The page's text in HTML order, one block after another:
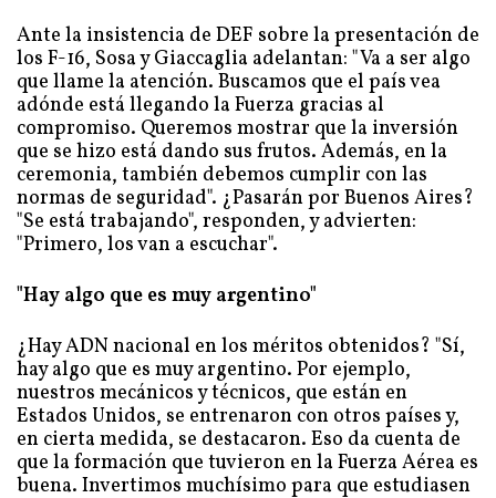
Ante la insistencia de DEF sobre la presentación de
los F-16, Sosa y Giaccaglia adelantan: "Va a ser algo
que llame la atención. Buscamos que el país vea
adónde está llegando la Fuerza gracias al
compromiso. Queremos mostrar que la inversión
que se hizo está dando sus frutos. Además, en la
ceremonia, también debemos cumplir con las
normas de seguridad". ¿Pasarán por Buenos Aires?
"Se está trabajando", responden, y advierten:
"Primero, los van a escuchar".
"Hay algo que es muy argentino"
¿Hay ADN nacional en los méritos obtenidos? "Sí,
hay algo que es muy argentino. Por ejemplo,
nuestros mecánicos y técnicos, que están en
Estados Unidos, se entrenaron con otros países y,
en cierta medida, se destacaron. Eso da cuenta de
que la formación que tuvieron en la Fuerza Aérea es
buena. Invertimos muchísimo para que estudiasen